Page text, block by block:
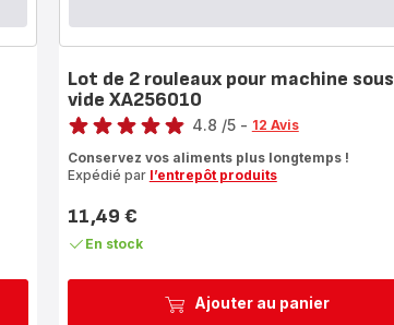
Ajouter au panier
Lot de 2 rouleaux pour machine sous
vide XA256010
Note
4.8 /5 - 12 Avis
Conservez vos aliments plus longtemps !
Expédié par l’entrepôt produits
Prix
11,49 €
En stock